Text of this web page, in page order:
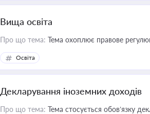
Вища освіта
Про що тема: Тема охоплює правове
Освіта
Декларування іноземних доходів
Про що тема: Тема стосується обов’язку